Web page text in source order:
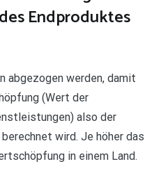
Endproduktes
abgezogen werden, damit
(Wert der
also der
wird. Je höher das
in einem Land.